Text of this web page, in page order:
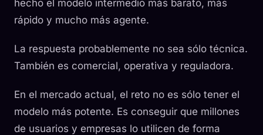
hecho el modelo intermedio más barato, más
rápido y mucho más agente.
La respuesta probablemente no sea sólo técnica.
También es comercial, operativa y reguladora.
En el mercado actual, el reto no es sólo tener el
modelo más potente. Es conseguir que millones
de usuarios y empresas lo utilicen de forma